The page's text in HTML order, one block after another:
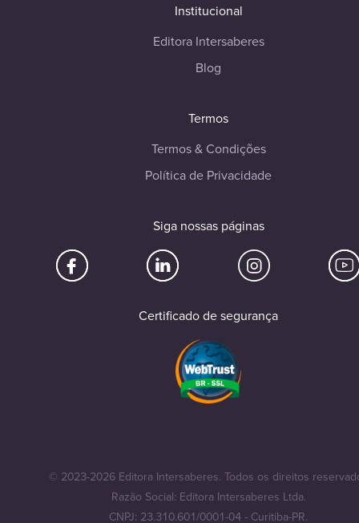
Institucional
Editora Intersaberes
Blog
Termos
Termos & Condições
Política de Privacidade
Siga nossas páginas
Certificado de segurança
© 2023-2026 Editora Intersaberes. Todos os direitos
Razão Social: Editora Intersaberes Ltda.
CNPJ: 23.310.601/0001-04 - Curitiba-PR.